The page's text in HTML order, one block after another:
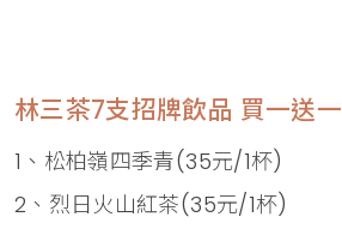
林三茶7支招牌飲品 買一送一
1、松柏嶺四季青(35元/1杯)
2、烈日火山紅茶(35元/1杯)